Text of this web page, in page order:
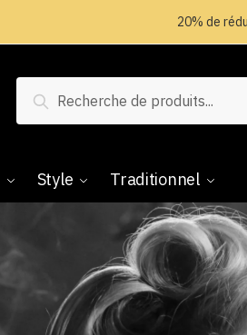
20% de
Recherche
Style Traditionnel